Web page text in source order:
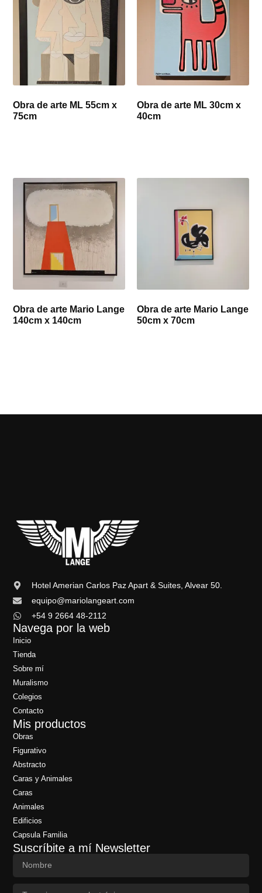
Obra de arte ML 55cm x
75cm
Obra de arte ML 30cm x
40cm
Obra de arte Mario Lange
140cm x 140cm
Obra de arte Mario Lange
50cm x 70cm
Hotel Amerian Carlos Paz Apart & Suites, Alvear 50.
equipo@mariolangeart.com
+54 9 2664 48-2112
Navega por la web
Inicio
Tienda
Sobre mí
Muralismo
Colegios
Contacto
Mis productos
Obras
Figurativo
Abstracto
Caras y Animales
Caras
Animales
Edificios
Capsula Familia
Suscríbite a mí Newsletter